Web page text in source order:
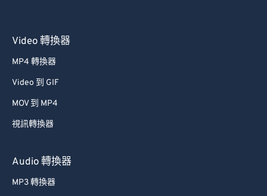
Video 轉換器
MP4 轉換器
Video 到 GIF
MOV 到 MP4
視訊轉換器
Audio 轉換器
MP3 轉換器